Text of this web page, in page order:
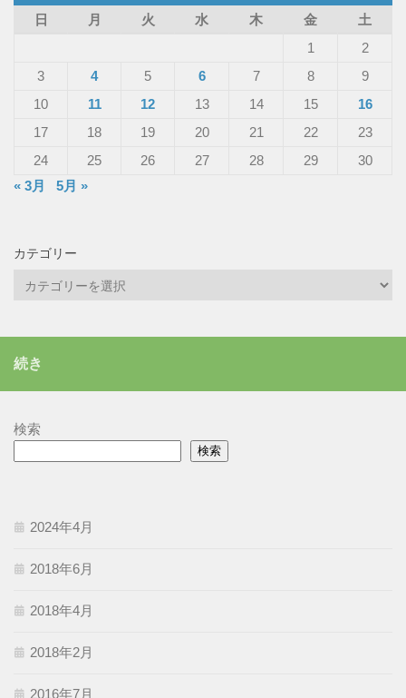
日
月 火 水 木 金
土
1
2
3
4 5 6 7 8
9
10
11 12 13 14 15
16
17
18 19 20 21 22
23
24
25 26 27 28 29
30
« 3月
5月 »
カテゴリー
ー
続き
検索
検索
2024年4月
2018年6月
2018年4月
2018年2月
2016年7月